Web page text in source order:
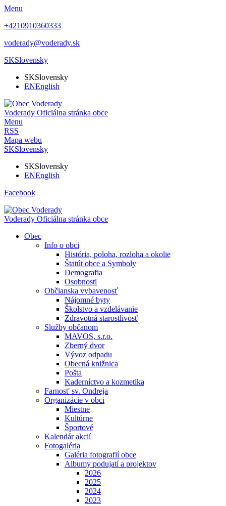
Menu
+4210910360333
voderady@voderady.sk
SKSlovensky
SKSlovensky
ENEnglish
Voderady Oficiálna stránka obce
Menu
RSS
Mapa webu
SKSlovensky
SKSlovensky
ENEnglish
Facebook
Voderady Oficiálna stránka obce
Obec
Info o obci
História, poloha, rozloha a okolie
Štatút obce a Symboly
Demografia
Osobnosti
Občianska vybavenosť
Nájomné byty
Školstvo a vzdelávanie
Zdravotná starostlivosť
Služby občanom
MAVOS, s.r.o.
Zberný dvor
Vývoz odpadu
Obecná knižnica
Pošta
Kaderníctvo a kozmetika
Farnosť sv. Ondreja
Organizácie v obci
Miestne
Kultúrne
Športové
Kalendár akcií
Fotogaléria
Galéria fotografií obce
Albumy podujatí a projektov
2026
2025
2024
2023